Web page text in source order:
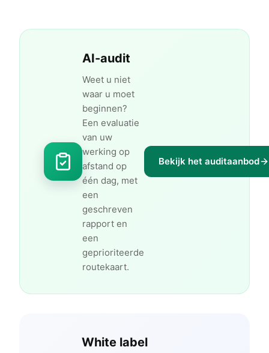
AI-audit
Weet u niet
waar u moet
beginnen?
Een evaluatie
van uw
werking op
afstand op
één dag, met
een
geschreven
rapport en
een
geprioriteerde
routekaart.
Bekijk het auditaanbod
White label